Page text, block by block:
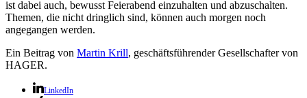
ist dabei auch, bewusst Feierabend einzuhalten und abzuschalten.
Themen, die nicht dringlich sind, können auch morgen noch
angegangen werden.
Ein Beitrag von Martin Krill, geschäftsführender Gesellschafter von
HAGER.
LinkedIn